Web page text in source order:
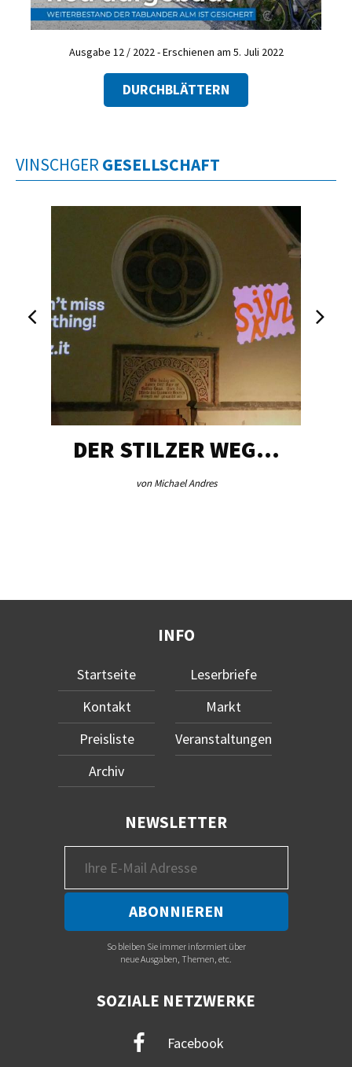
Ausgabe 12 / 2022 - Erschienen am 5. Juli 2022
DURCHBLÄTTERN
VINSCHGER GESELLSCHAFT
DER STILZER WEG…
von Michael Andres
INFO
Startseite
Kontakt
Preisliste
Archiv
Leserbriefe
Markt
Veranstaltungen
NEWSLETTER
So bleiben Sie immer informiert über
neue Ausgaben, Themen, etc.
SOZIALE NETZWERKE
Facebook